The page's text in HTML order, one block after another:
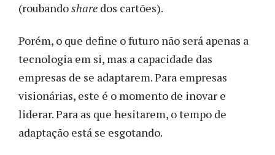
(roubandoshare dos cartões).
Porém, o que define o futuro não será apenas a
tecnologia em si, mas a capacidade das
empresas de se adaptarem. Para empresas
visionárias, este é o momento de inovar e
liderar. Para as que hesitarem, o tempo de
adaptação está se esgotando.